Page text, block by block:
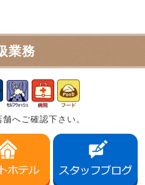
業務
へご確認下さい。